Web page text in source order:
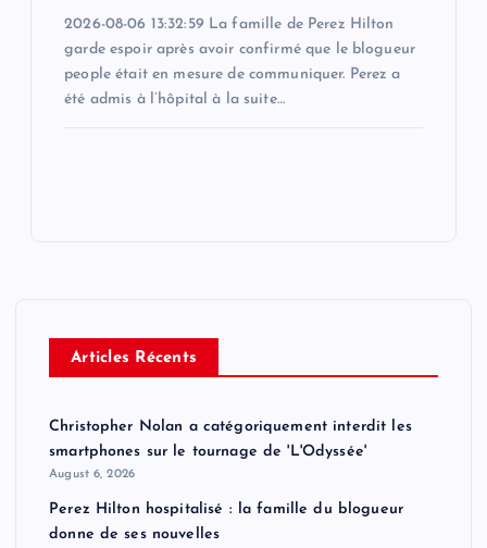
2026-08-06 13:32:59 La famille de Perez Hilton
garde espoir après avoir confirmé que le blogueur
people était en mesure de communiquer. Perez a
été admis à l’hôpital à la suite…
Articles Récents
Christopher Nolan a catégoriquement interdit les
smartphones sur le tournage de 'L'Odyssée'
August 6, 2026
Perez Hilton hospitalisé : la famille du blogueur
donne de ses nouvelles